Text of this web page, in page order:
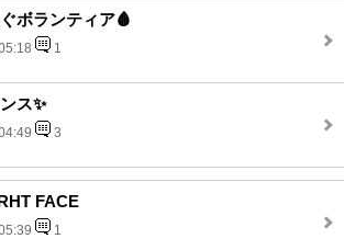
ボランティア🩸
1
ス✨
3
FACE
1